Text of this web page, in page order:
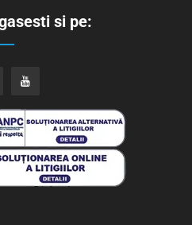
si pe: